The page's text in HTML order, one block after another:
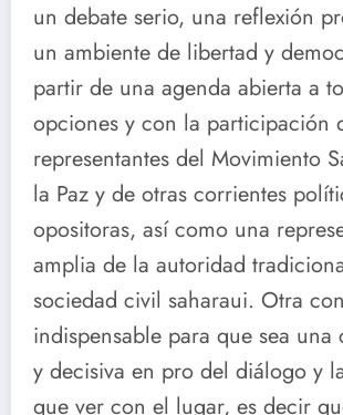
un debate serio, una reflexión
un ambiente de libertad y
partir de una agenda abierta a
opciones y con la participación
representantes del Movimiento
la Paz y de otras corrientes
opositoras, así como una
amplia de la autoridad
sociedad civil saharaui. Otra
indispensable para que sea una
y decisiva en pro del diálogo y
que ver con el lugar, es decir